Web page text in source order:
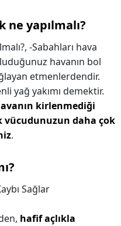
ne yapılmalı?
-Sabahları hava
havanın bol
etmenlerdendir.
yağ yakımı demektir.
kirlenmediği
daha çok
.
Sağlar
hafif açlıkla